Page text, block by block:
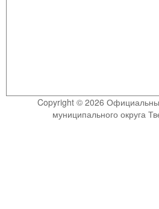
Copyright © 2026
муниципального округа